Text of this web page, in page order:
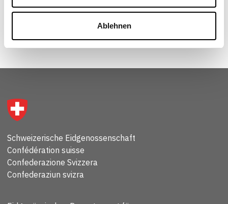
Ablehnen
Schweizerische Eidgenossenschaft
Confédération suisse
Confederazione Svizzera
Confederaziun svizra